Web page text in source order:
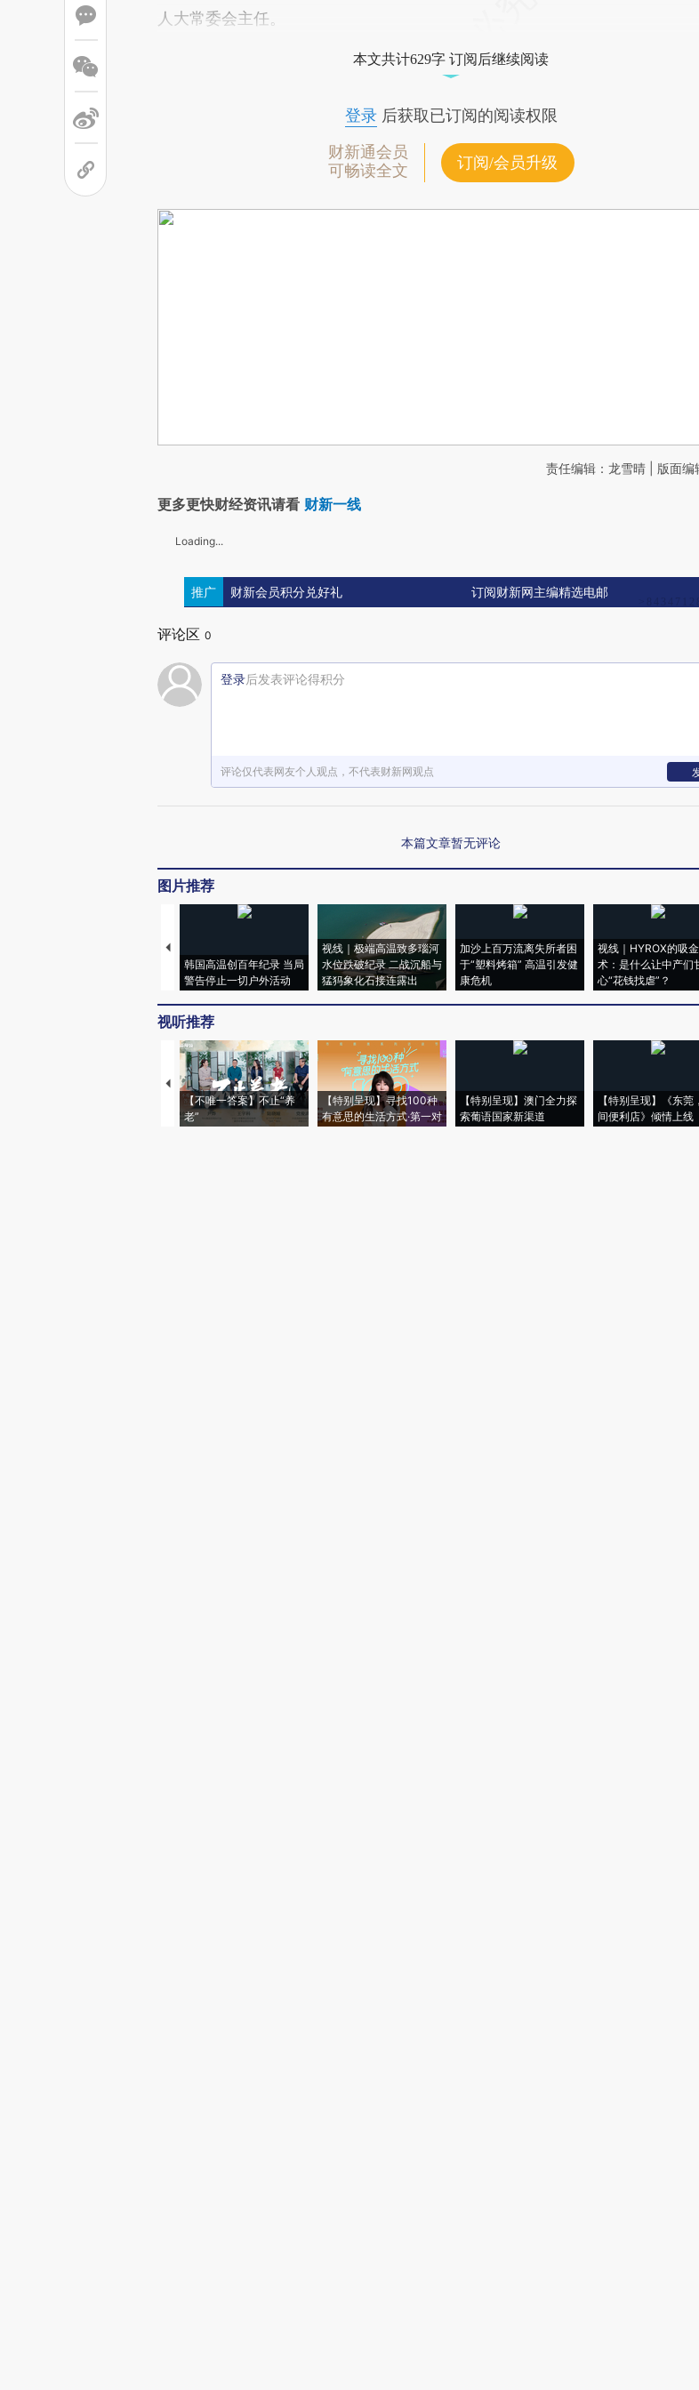
人大常委会主任。
本文共计629字 订阅后继续阅读
登录后获取已订阅的阅读权限
财新通会员
可畅读全文
订阅/会员升级
责任编辑：龙雪晴 | 版面编
更多更快财经资讯请看 财新一线
Loading...
推广 财新会员积分兑好礼 订阅财新网主编精选电邮
评论区 0
登录后发表评论得积分
评论仅代表网友个人观点，不代表财新网观点
本篇文章暂无评论
图片推荐
韩国高温创百年纪录 当局
警告停止一切户外活动
视线｜极端高温致多瑙河
水位跌破纪录 二战沉船与
猛犸象化石接连露出
加沙上百万流离失所者困
于“塑料烤箱” 高温引发健
康危机
视线｜HYROX的吸金
术：是什么让中产们
心“花钱找虐”？
视听推荐
【不唯一答案】不止“养
老”
【特别呈现】寻找100种
有意思的生活方式·第一对
【特别呈现】澳门全力探
索葡语国家新渠道
【特别呈现】《东莞
间便利店》倾情上线